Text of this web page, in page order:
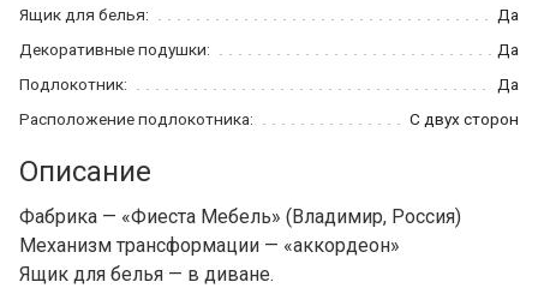
Ящик для белья:
Да
Декоративные подушки:
Да
Подлокотник:
Да
Расположение подлокотника:
С двух сторон
Описание
Фабрика — «Фиеста Мебель» (Владимир, Россия)
Механизм трансформации — «аккордеон»
Ящик для белья — в диване.